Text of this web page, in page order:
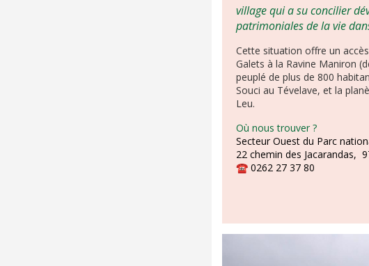
village qui a su concilier
patrimoniales de la vie
Cette situation offre un
Galets à la Ravine Maniron
peuplé de plus de 800
Souci au Tévelave, et la
Leu.
Où nous trouver ?
Secteur Ouest du Parc
22 chemin des Jacarandas,
☎ 0262 27 37 80